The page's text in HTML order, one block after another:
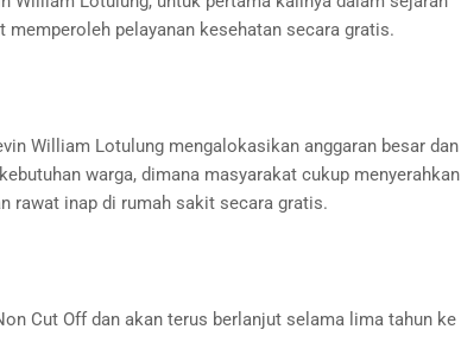
memperoleh pelayanan kesehatan secara gratis.
William Lotulung mengalokasikan anggaran besar dan
warga, dimana masyarakat cukup menyerahkan
rawat inap di rumah sakit secara gratis.
Cut Off dan akan terus berlanjut selama lima tahun ke